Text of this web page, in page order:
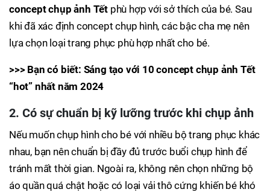
concept chụp ảnh Tết phù hợp với sở thích của bé. Sau
khi đã xác định concept chụp hình, các bậc cha mẹ nên
lựa chọn loại trang phục phù hợp nhất cho bé.
>>> Bạn có biết: Sáng tạo với 10 concept chụp ảnh Tết
“hot” nhất năm 2024
2. Có sự chuẩn bị kỹ lưỡng trước khi chụp ảnh
Nếu muốn chụp hình cho bé với nhiều bộ trang phục khác
nhau, bạn nên chuẩn bị đầy đủ trước buổi chụp hình để
tránh mất thời gian. Ngoài ra, không nên chọn những bộ
áo quần quá chật hoặc có loại vải thô cứng khiến bé khó